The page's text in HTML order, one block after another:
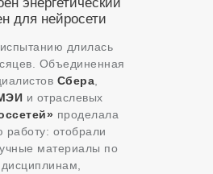
для нейросети
длилась
Объединенная
Сбера
и отраслевых
проделала
работу: отобрали
материалы по